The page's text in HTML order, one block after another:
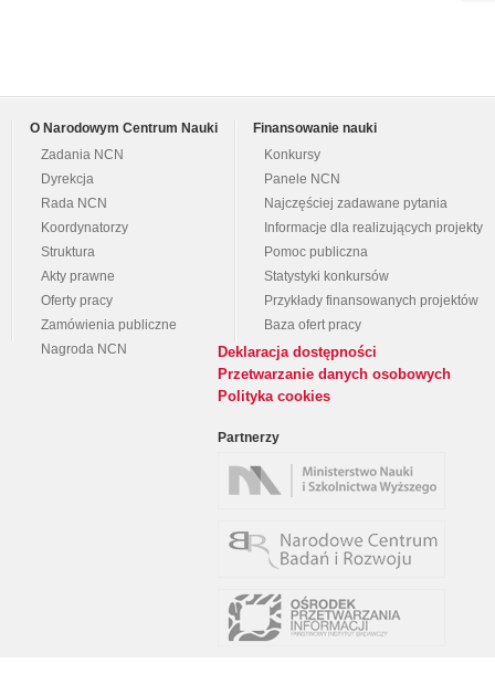
O Narodowym Centrum Nauki
Zadania NCN
Dyrekcja
Rada NCN
Koordynatorzy
Struktura
Akty prawne
Oferty pracy
Zamówienia publiczne
Nagroda NCN
Finansowanie nauki
Konkursy
Panele NCN
Najczęściej zadawane pytania
Informacje dla realizujących projekty
Pomoc publiczna
Statystyki konkursów
Przykłady finansowanych projektów
Baza ofert pracy
Deklaracja dostępności
Przetwarzanie danych osobowych
Polityka cookies
Partnerzy